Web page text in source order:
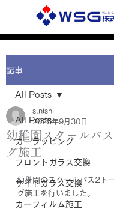
記事
All Posts
カーラッピング
フロントガラス交換
サイドガラス交換
カーフィルム施工
All Posts
幼稚園スクールバ
グ施工
s.nishi
2025年9月30日
幼稚園のスクールバス2ト
グ施工を行いました。